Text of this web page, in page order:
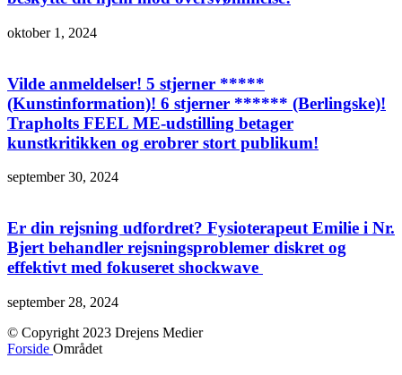
oktober 1, 2024
Vilde anmeldelser! 5 stjerner *****
(Kunstinformation)! 6 stjerner ****** (Berlingske)!
Trapholts FEEL ME-udstilling betager
kunstkritikken og erobrer stort publikum!
september 30, 2024
Er din rejsning udfordret? Fysioterapeut Emilie i Nr.
Bjert behandler rejsningsproblemer diskret og
effektivt med fokuseret shockwave
september 28, 2024
© Copyright 2023 Drejens Medier
Forside Området